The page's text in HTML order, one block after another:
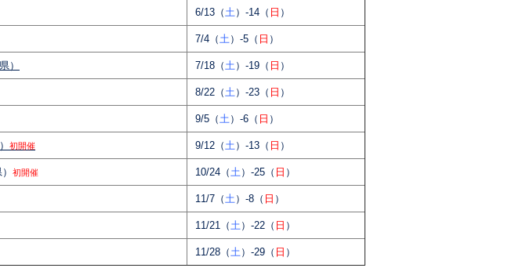
6/13（土）-14（ 日 ）
7/4（土）-5（ 日 ）
） 7/18（土）-19（ 日 ）
8/22（土）-23（ 日 ）
9/5（土）-6（ 日 ）
初開催 9/12（土）-13（ 日 ）
初開催 10/24（土）-25（ 日 ）
11/7（土）-8（ 日 ）
11/21（土）-22（ 日 ）
11/28（土）-29（ 日 ）